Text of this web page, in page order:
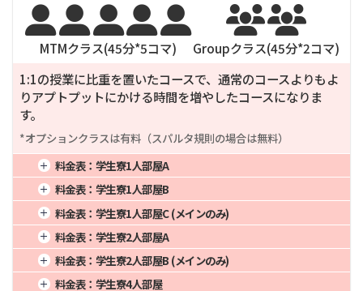

MTMクラス(45分*5コマ)

Groupクラス(45分*2コマ)
1:1の授業に比重を置いたコースで、通常のコースよりもよ
りアプトプットにかける時間を増やしたコースになりま
す。
*オプションクラスは有料（スパルタ規則の場合は無料）
料金表： 学生寮1人部屋A
1週間
2週間
262,600
3週間
343,400
4週間
8週間
808,000
12週間
1,212,000
20週間
2,005,000
24週間
2,404,000
料金表： 学生寮1人部屋B
1週間
2週間
254,150
3週間
332,350
4週間
391,000
8週間
782,000
12週間
1,173,000
20週間
1,940,000
24週間
2,326,000
料金表： 学生寮1人部屋C (メインのみ)
1週間
2週間
242,450
3週間
317,050
4週間
8週間
746,000
12週間
1,119,000
20週間
1,850,000
24週間
2,218,000
料金表： 学生寮2人部屋A
1週間
2週間
234,000
4週間
360,000
8週間
720,000
20週間
1,785,000
料金表： 学生寮2人部屋B (メインのみ)
1週間 4週間
料金表： 学生寮4人部屋